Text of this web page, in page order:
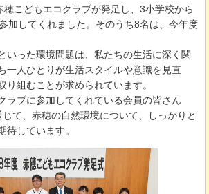
こどもエコクラブが発足し、3小学校から
加してくれました。そのうち8名は、今年度
いった環境問題は、私たちの生活に深く関
一人ひとりが生活スタイルや意識を見直
り組むことが求められています。
ラブに参加してくれている会員の皆さん
て、赤穂の自然環境について、しっかりと
待しています。